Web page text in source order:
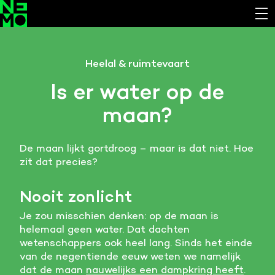
Heelal & ruimtevaart
Is er water op de
maan?
De maan lijkt gortdroog – maar is dat niet. Hoe
zit dat precies?
Nooit zonlicht
Je zou misschien denken: op de maan is
helemaal geen water. Dat dachten
wetenschappers ook heel lang. Sinds het einde
van de negentiende eeuw weten we namelijk
dat de maan nauwelijks een dampkring heeft.
Cookies van derde partijen
Noodzakelijk om content van externe bronnen te
Analystische cookies
Analyseert het websitegebruik en helpt de website
Marketing cookies
Verzamelt informatie over de klantreis.
Deze website maakt gebruik van cookies. Pas hier
je voorkeuren aan.